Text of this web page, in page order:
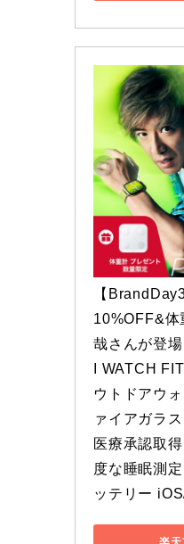
【
10%OFF&体
哉さんが登
I WATCH
ウトドアウ
ァイアガラ
医療承認取
度な睡眠測
ッテリー